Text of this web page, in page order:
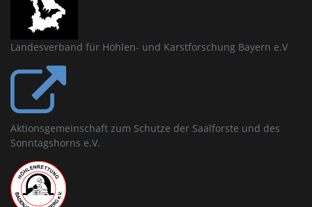
Landesverband für Höhlen- und Karstforschung Bayern e.V
Aktionsgemeinschaft zum Schutze der Saalforste und des
Sonntagshorns e.V.